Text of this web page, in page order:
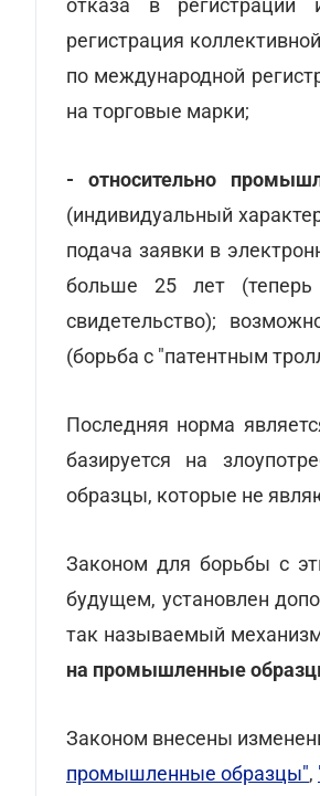
отказа в регистрации
регистрация
по международной
на торговые марки;
- относительно
(индивидуальный
подача заявки в
больше 25 лет
свидетельство);
(борьба с "патентным
Последняя норма
базируется на
образцы, которые не
Законом для борьбы с
будущем, установлен
так называемый
на промышленные
Законом внесены
промышленные образцы",